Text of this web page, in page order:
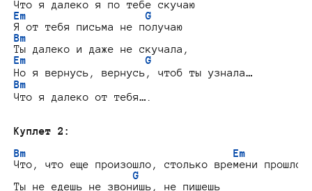
Em                   G
Bm
Em                   G
Bm
Что я далеко от тебя….
Куплет 2:
Bm                                 Em
Что, что еще произошло, столько времени прошло
G